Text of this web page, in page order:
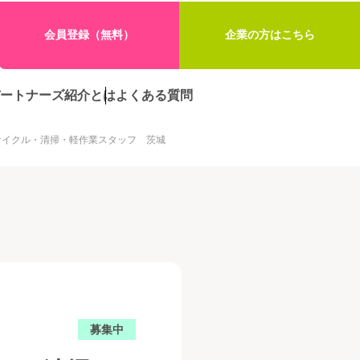
会員登録（無料） 企業の方はこちら
トナーズ紹介とはよくある質問
クル・清掃・軽作業スタッフ 茨城
募集中